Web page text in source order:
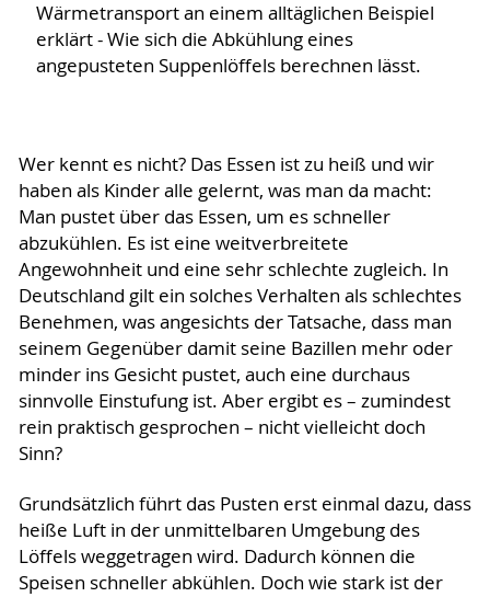
Wärmetransport an einem alltäglichen Beispiel
erklärt - Wie sich die Abkühlung eines
angepusteten Suppenlöffels berechnen lässt.
Wer kennt es nicht? Das Essen ist zu heiß und wir
haben als Kinder alle gelernt, was man da macht:
Man pustet über das Essen, um es schneller
abzukühlen. Es ist eine weitverbreitete
Angewohnheit und eine sehr schlechte zugleich. In
Deutschland gilt ein solches Verhalten als schlechtes
Benehmen, was angesichts der Tatsache, dass man
seinem Gegenüber damit seine Bazillen mehr oder
minder ins Gesicht pustet, auch eine durchaus
sinnvolle Einstufung ist. Aber ergibt es – zumindest
rein praktisch gesprochen – nicht vielleicht doch
Sinn?
Grundsätzlich führt das Pusten erst einmal dazu, dass
heiße Luft in der unmittelbaren Umgebung des
Löffels weggetragen wird. Dadurch können die
Speisen schneller abkühlen. Doch wie stark ist der